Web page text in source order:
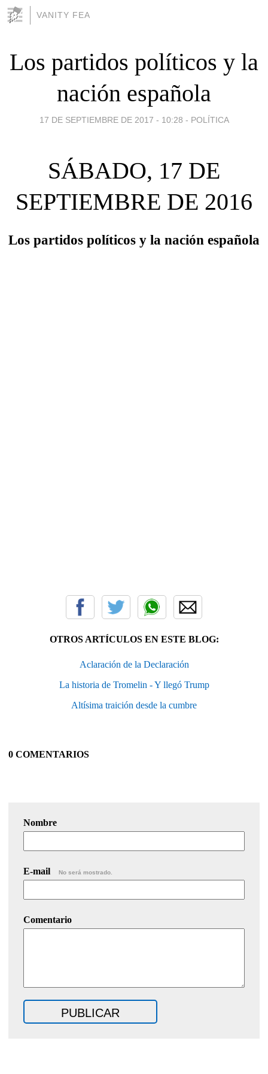
VANITY FEA
Los partidos políticos y la
nación española
17 DE SEPTIEMBRE DE 2017 - 10:28 - POLÍTICA
SÁBADO, 17 DE
SEPTIEMBRE DE 2016
Los partidos políticos y la nación española
OTROS ARTÍCULOS EN ESTE BLOG:
Aclaración de la Declaración
La historia de Tromelin - Y llegó Trump
Altísima traición desde la cumbre
0 COMENTARIOS
Nombre
E-mail No será mostrado.
Comentario